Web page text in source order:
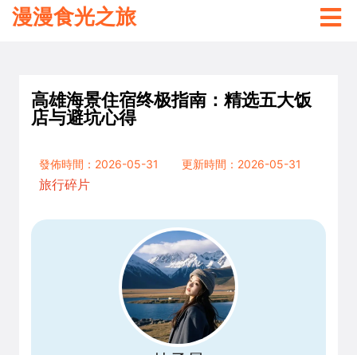
漫漫食光之旅
高雄海景住宿终极指南：精选五大饭
店与避坑心得
發佈時間：2026-05-31
更新時間：2026-05-31
旅行碎片